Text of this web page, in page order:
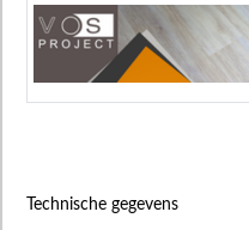
Technische gegevens